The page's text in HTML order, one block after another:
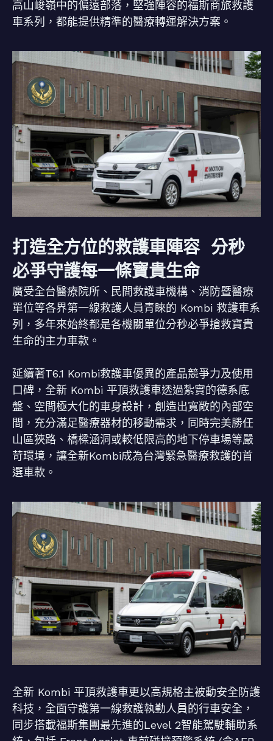
高山峻嶺中的偏遠部落，堅強陣容的福斯商旅救護
車系列，都能提供精準的醫療轉運解決方案。
打造全方位的救護車陣容 分秒
必爭守護每一條寶貴生命
廣受全台醫療院所、民間救護車機構、消防暨醫療
單位等各界第一線救護人員青睞的 Kombi 救護車系
列，多年來始終都是各機關單位分秒必爭搶救寶貴
生命的主力車款。
延續著T6.1 Kombi救護車優異的產品競爭力及使用
口碑，全新 Kombi 平頂救護車透過紮實的德系底
盤、空間極大化的車身設計，創造出寬敞的內部空
間，充分滿足醫療器材的移動需求，同時完美勝任
山區狹路、橋樑涵洞或較低限高的地下停車場等嚴
苛環境，讓全新Kombi成為台灣緊急醫療救護的首
選車款。
全新 Kombi 平頂救護車更以高規格主被動安全防護
科技，全面守護第一線救護執勤人員的行車安全，
同步搭載福斯集團最先進的Level 2智能駕駛輔助系